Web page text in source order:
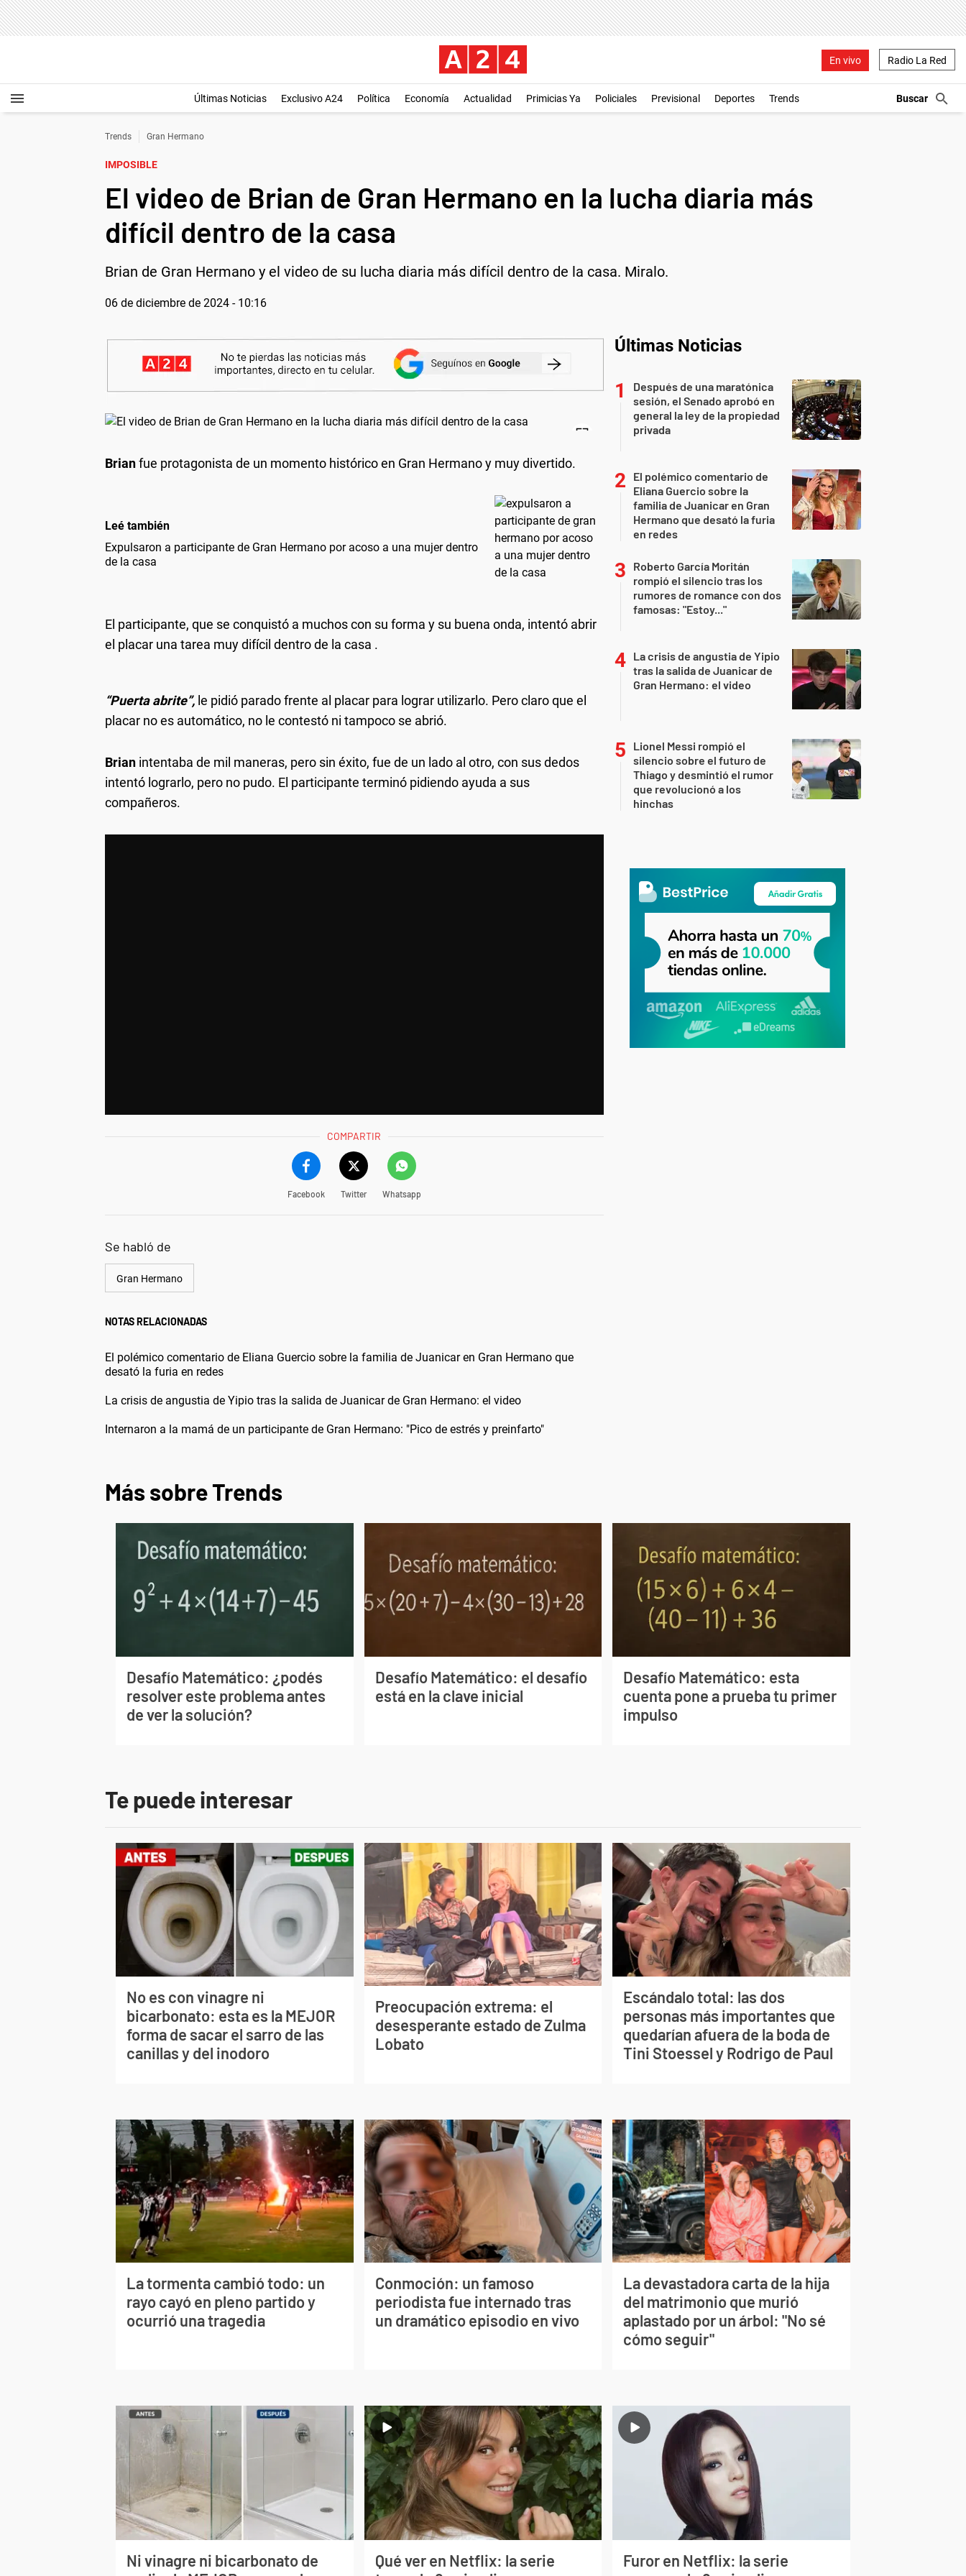
En vivo Radio La Red
Últimas Noticias Exclusivo A24 Política Economía Actualidad Primicias Ya Policiales Previsional Deportes Trends
Trends Gran Hermano
IMPOSIBLE
El video de Brian de Gran Hermano en la lucha diaria más
difícil dentro de la casa
Brian de Gran Hermano y el video de su lucha diaria más difícil dentro de la casa. Miralo.
06 de diciembre de 2024 - 10:16
Brianfue protagonista de un momento histórico en Gran Hermano y muy divertido.
Leé también
Expulsaron a participante de Gran Hermano por acoso a una mujer dentro
de la casa
El participante, que se conquistó a muchos con su forma y su buena onda, intentó abrir
el placar una tarea muy difícil dentro de la casa .
“Puerta abrite”, le pidió parado frente al placar para lograr utilizarlo. Pero claro que el
placar no es automático, no le contestó ni tampoco se abrió.
Brian intentaba de mil maneras, pero sin éxito, fue de un lado al otro, con sus dedos
intentó lograrlo, pero no pudo. El participante terminó pidiendo ayuda a sus
compañeros.
COMPARTIR
Facebook Twitter Whatsapp
Se habló de
Gran Hermano
NOTAS RELACIONADAS
El polémico comentario de Eliana Guercio sobre la familia de Juanicar en Gran Hermano que
desató la furia en redes
La crisis de angustia de Yipio tras la salida de Juanicar de Gran Hermano: el video
Internaron a la mamá de un participante de Gran Hermano: "Pico de estrés y preinfarto"
Últimas Noticias
Después de una maratónica
sesión, el Senado aprobó en
general la ley de la propiedad
privada
El polémico comentario de
Eliana Guercio sobre la
familia de Juanicar en Gran
Hermano que desató la furia
en redes
Roberto García Moritán
rompió el silencio tras los
rumores de romance con dos
famosas: "Estoy..."
La crisis de angustia de Yipio
tras la salida de Juanicar de
Gran Hermano: el video
Lionel Messi rompió el
silencio sobre el futuro de
Thiago y desmintió el rumor
que revolucionó a los
hinchas
Más sobre Trends
Desafío Matemático: ¿podés
resolver este problema antes
de ver la solución?
Desafío Matemático: el desafío
está en la clave inicial
Desafío Matemático: esta
cuenta pone a prueba tu primer
impulso
Te puede interesar
No es con vinagre ni
bicarbonato: esta es la MEJOR
forma de sacar el sarro de las
canillas y del inodoro
Preocupación extrema: el
desesperante estado de Zulma
Lobato
Escándalo total: las dos
personas más importantes que
quedarían afuera de la boda de
Tini Stoessel y Rodrigo de Paul
La tormenta cambió todo: un
rayo cayó en pleno partido y
ocurrió una tragedia
Conmoción: un famoso
periodista fue internado tras
un dramático episodio en vivo
La devastadora carta de la hija
del matrimonio que murió
aplastado por un árbol: "No sé
cómo seguir"
Ni vinagre ni bicarbonato de
Qué ver en Netflix: la serie
Furor en Netflix: la serie